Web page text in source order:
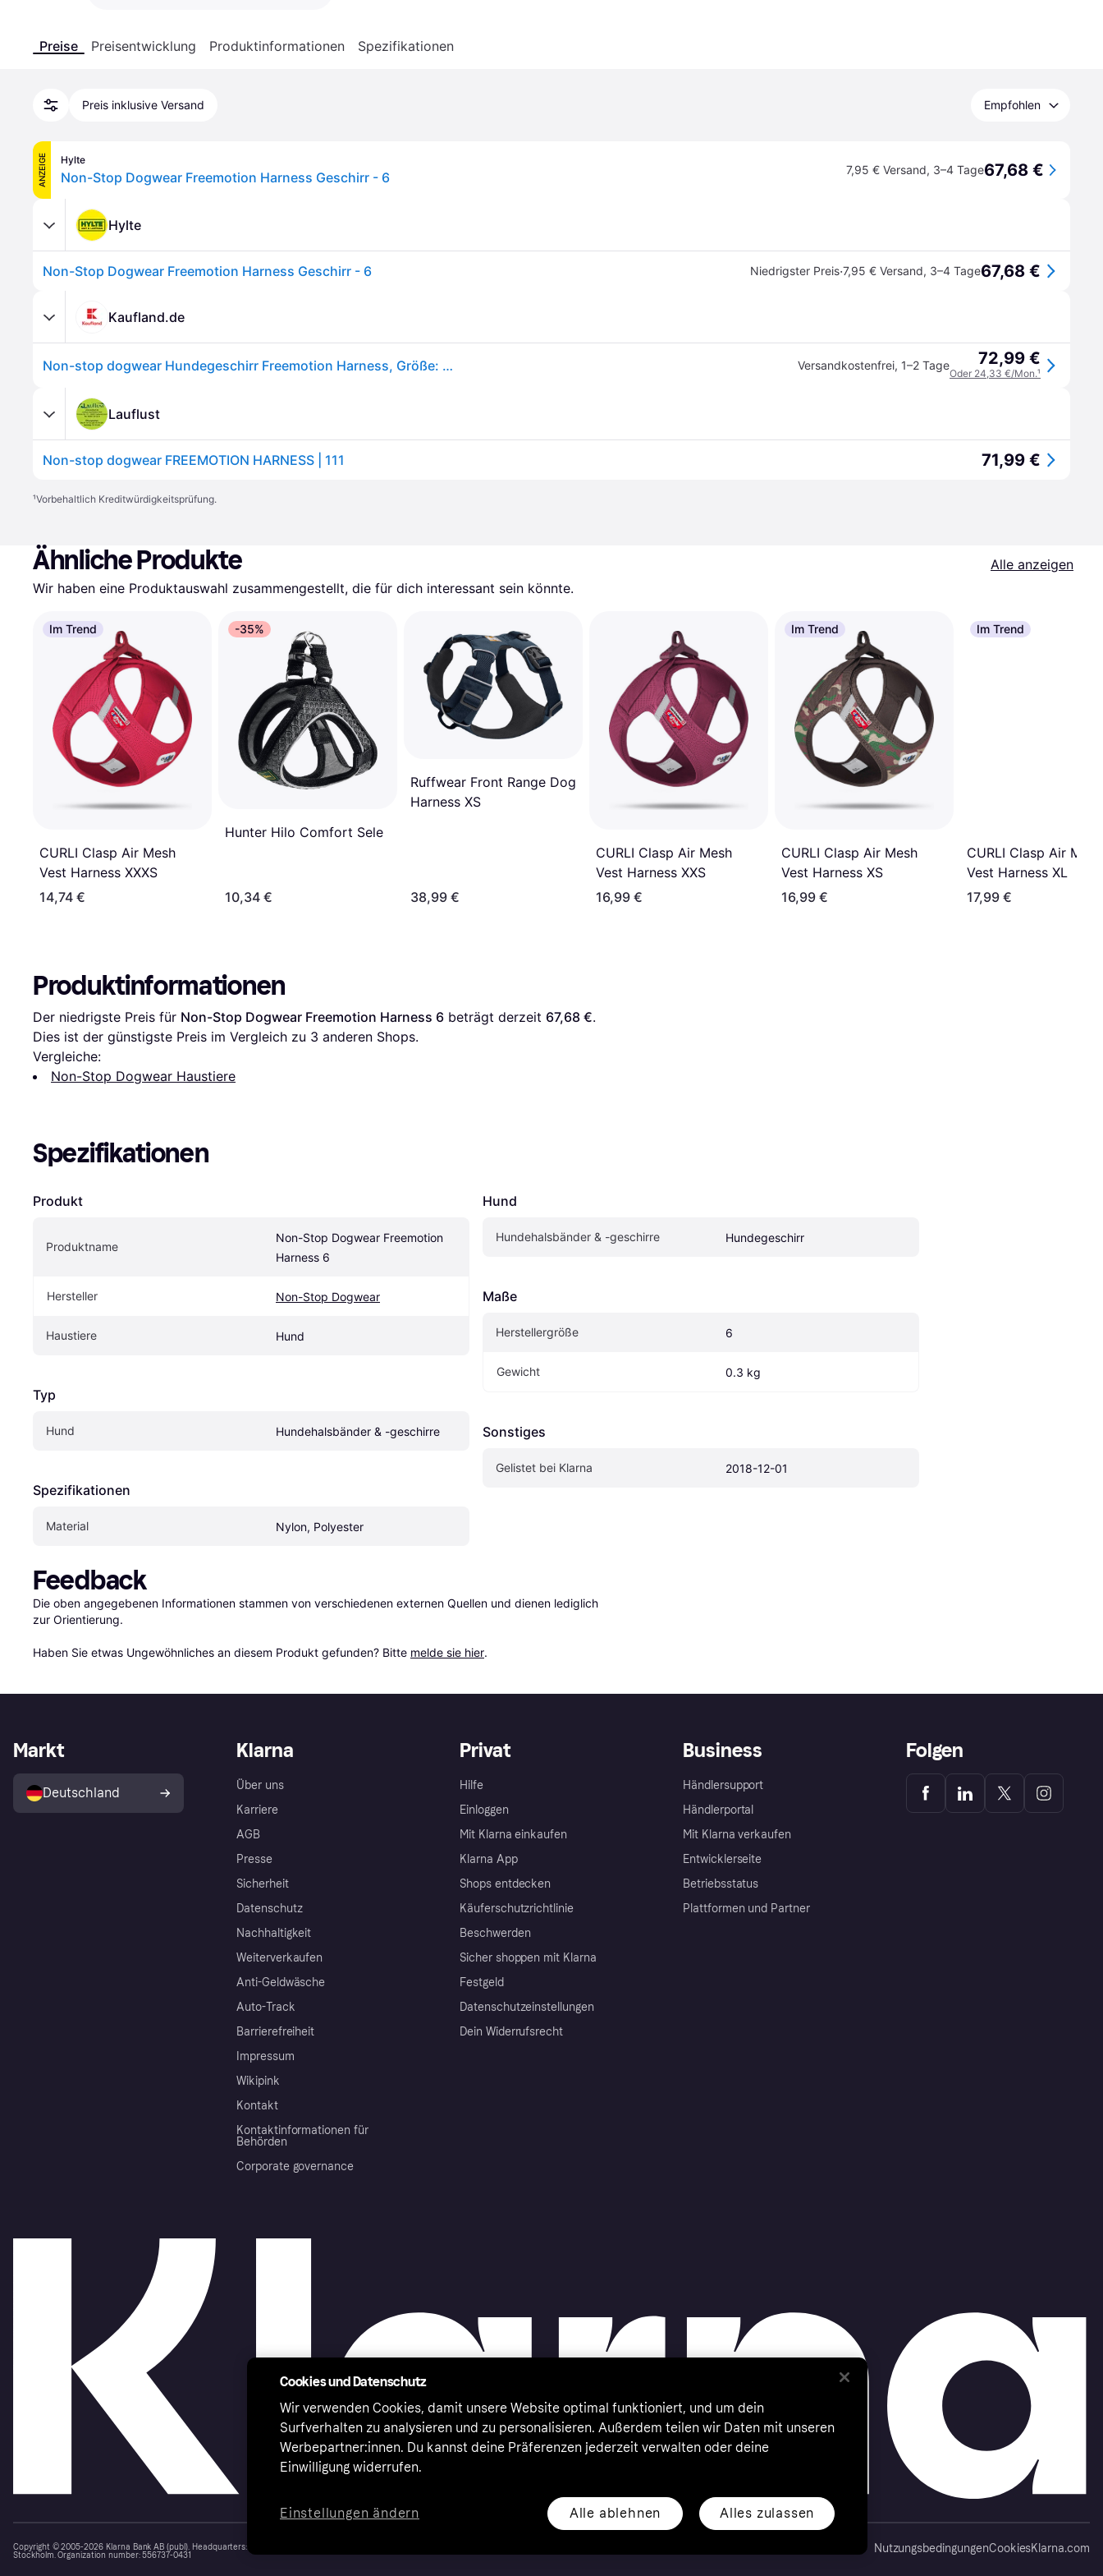
Preise Preisentwicklung Produktinformationen Spezifikationen
Preis inklusive Versand Empfohlen
ANZEIGE Hylte
Non-Stop Dogwear Freemotion Harness Geschirr - 6 7,95 € Versand, 3–4 Tage67,68 €
Hylte
Non-Stop Dogwear Freemotion Harness Geschirr - 6 Niedrigster Preis·7,95 € Versand, 3–4 Tage67,68 €
Kaufland.de
Non-stop dogwear Hundegeschirr Freemotion Harness, Größe: 6 / Länge Bruststück: 23 cm Versandkostenfrei, 1–2 Tage 72,99 €
Oder 24,33 €/Mon.¹
Lauflust
Non-stop dogwear FREEMOTION HARNESS | 111 71,99 €
¹Vorbehaltlich Kreditwürdigkeitsprüfung.
Ähnliche Produkte
Alle anzeigen
Wir haben eine Produktauswahl zusammengestellt, die für dich interessant sein könnte.
Im Trend
CURLI Clasp Air Mesh
Vest Harness XXXS
14,74 €
-35%
Hunter Hilo Comfort Sele
10,34 €
Ruffwear Front Range Dog
Harness XS
38,99 €
CURLI Clasp Air Mesh
Vest Harness XXS
16,99 €
Im Trend
CURLI Clasp Air Mesh
Vest Harness XS
16,99 €
Im Trend
CURLI Clasp Air Mesh
Vest Harness XL
17,99 €
Produktinformationen
Der niedrigste Preis für Non-Stop Dogwear Freemotion Harness 6 beträgt derzeit 67,68 €.
Dies ist der günstigste Preis im Vergleich zu 3 anderen Shops.
Vergleiche:
Non-Stop Dogwear Haustiere
Spezifikationen
Produkt
Produktname
Non-Stop Dogwear Freemotion
Harness 6
Hersteller Non-Stop Dogwear
Haustiere Hund
Typ
Hund Hundehalsbänder & -geschirre
Spezifikationen
Material Nylon, Polyester
Hund
Hundehalsbänder & -geschirre Hundegeschirr
Maße
Herstellergröße 6
Gewicht 0.3 kg
Sonstiges
Gelistet bei Klarna 2018-12-01
Feedback
Die oben angegebenen Informationen stammen von verschiedenen externen Quellen und dienen lediglich
zur Orientierung.
Haben Sie etwas Ungewöhnliches an diesem Produkt gefunden? Bitte melde sie hier.
Klarna
Über uns
Karriere
AGB
Presse
Sicherheit
Datenschutz
Nachhaltigkeit
Weiterverkaufen
Anti-Geldwäsche
Auto-Track
Barrierefreiheit
Impressum
Wikipink
Kontakt
Kontaktinformationen für
Behörden
Corporate governance
Privat
Hilfe
Einloggen
Mit Klarna einkaufen
Klarna App
Shops entdecken
Käuferschutzrichtlinie
Beschwerden
Sicher shoppen mit Klarna
Festgeld
Datenschutzeinstellungen
Dein Widerrufsrecht
Business
Händlersupport
Händlerportal
Mit Klarna verkaufen
Entwicklerseite
Betriebsstatus
Plattformen und Partner
Markt
Deutschland
Folgen
Copyright © 2005-2026 Klarna Bank AB (publ). Headquarters: Stockholm, Sweden. All rights reserved. Klarna Bank AB (publ). Sveavägen 46, 111 34
Stockholm. Organization number: 556737-0431
NutzungsbedingungenCookiesKlarna.com
Cookies und Datenschutz
Wir verwenden Cookies, damit unsere Website optimal funktioniert, und um dein
Surfverhalten zu analysieren und zu personalisieren. Außerdem teilen wir Daten mit unseren
Werbepartner:innen. Du kannst deine Präferenzen jederzeit verwalten oder deine
Einwilligung widerrufen.
Alle ablehnen Alles zulassen
Einstellungen ändern